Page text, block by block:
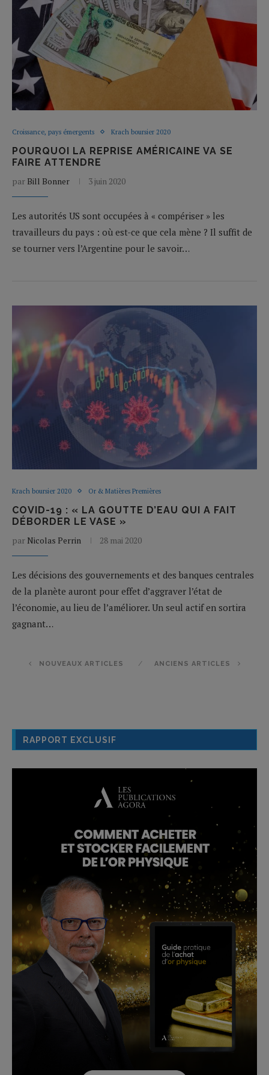
Croissance, pays émergents Krach boursier 2020
POURQUOI LA REPRISE AMÉRICAINE VA SE
FAIRE ATTENDRE
par Bill Bonner 3 juin 2020
Les autorités US sont occupées à « compériser » les
travailleurs du pays : où est-ce que cela mène ? Il suffit de
se tourner vers l’Argentine pour le savoir…
Krach boursier 2020 Or & Matières Premières
COVID-19 : « LA GOUTTE D’EAU QUI A FAIT
DÉBORDER LE VASE »
par Nicolas Perrin 28 mai 2020
Les décisions des gouvernements et des banques centrales
de la planète auront pour effet d’aggraver l’état de
l’économie, au lieu de l’améliorer. Un seul actif en sortira
gagnant…
NOUVEAUX ARTICLES ANCIENS ARTICLES
RAPPORT EXCLUSIF